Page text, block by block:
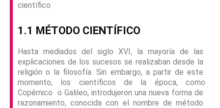
científico.
1.1 MÉTODO CIENTÍFICO
Hasta mediados del siglo XVI, la mayoría de las
explicaciones de los sucesos se realizaban desde la
religión o la filosofía. Sin embargo, a partir de este
momento, los científicos de la época, como
Copérnico o Galileo, introdujeron una nueva forma de
razonamiento, conocida con el nombre de método